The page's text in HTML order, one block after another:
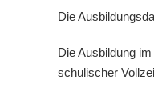
Die
Die Ausbildung
schulischer